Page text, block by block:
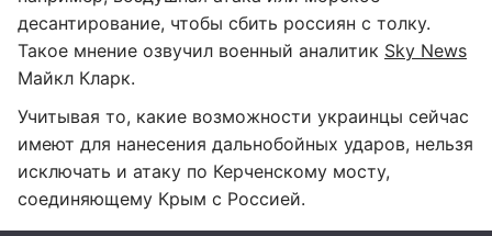
десантирование, чтобы сбить россиян с толку.
Такое мнение озвучил военный аналитик Sky News
Майкл Кларк.
Учитывая то, какие возможности украинцы сейчас
имеют для нанесения дальнобойных ударов, нельзя
исключать и атаку по Керченскому мосту,
соединяющему Крым с Россией.